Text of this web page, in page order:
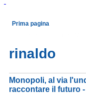
Prima pagina
rinaldo
Monopoli, al via
raccontare il futuro